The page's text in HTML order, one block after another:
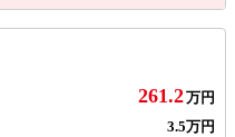
261.2万円
3.5万円